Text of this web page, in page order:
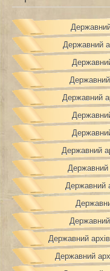
Державний
Державний
Державний
Державний
Державний
Державний
Державний
Державний
Державний
Державний